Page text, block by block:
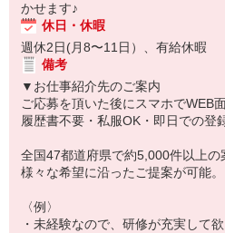
かせます♪
休日・休暇
週休2日(月8〜11日）、有給休暇
備考
▼お仕事紹介先のご案内
ご応募を頂いた後にスマホでWEB面
履歴書不要・私服OK・即日での登
全国47都道府県で約5,000件以上の
様々な希望に沿ったご提案が可能。
〈例〉
・未経験なので、研修が充実して